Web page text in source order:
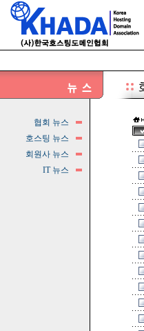
협회 뉴스
호스팅 뉴스
회원사 뉴스
IT 뉴스